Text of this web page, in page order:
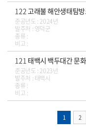
122고래불 해안생태탐
준공년도 : 2024년
발주처 : 영덕군
종류 :
비고 :
121 태백시 백두대간 문
준공년도 : 2023년
발주처 : 태백시
종류 :
비고 :
1 2